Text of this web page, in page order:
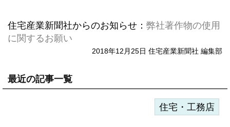
住宅産業新聞社からのお知らせ： 弊社著作物の使用
に関するお願い
2018年12月25日 住宅産業新聞社 編集部
最近の記事一覧
住宅・工務店